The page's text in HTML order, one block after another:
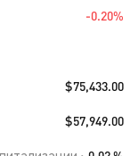
-0.20%
$75,433.00
$57,949.00